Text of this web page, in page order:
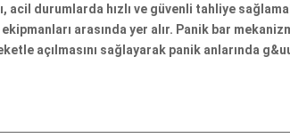
acil durumlarda hızlı ve güvenli tahliye
arasında yer alır. Panik bar
açılmasını sağlayarak panik anlarında